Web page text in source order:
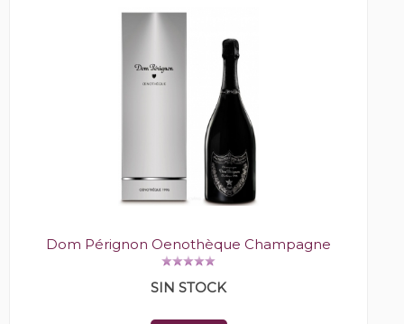
Dom Pérignon Oenothèque Champagne
SIN STOCK